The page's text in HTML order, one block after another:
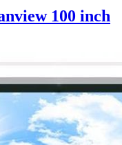
100 inch